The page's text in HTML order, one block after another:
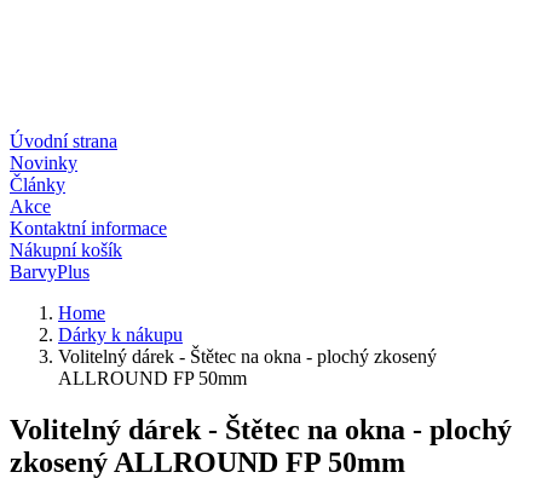
Úvodní strana
Novinky
Články
Akce
Kontaktní informace
Nákupní košík
BarvyPlus
Home
Dárky k nákupu
Volitelný dárek - Štětec na okna - plochý zkosený
ALLROUND FP 50mm
Volitelný dárek - Štětec na okna - plochý
zkosený ALLROUND FP 50mm